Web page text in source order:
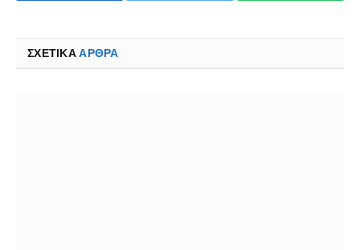
ΣΧΕΤΙΚΑΆΡΘΡΑ